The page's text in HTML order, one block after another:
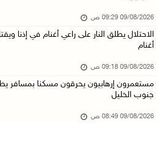
إصابات بالاختناق في مخيم الدهيشة
قوات الاحتلال تقتحم مدينة البيرة
08/آب/2026 10:58 م
هيئة الجدار: الاحتلال يطرح عطاءً لبناء 627 وح ...
09/08/2026 09:29 ص
الاحتلال يطلق النار على راعي أغنام في إذنا
أغنام
09/08/2026 09:18 ص
مستعمرون إرهابيون يحرقون مسكنا بمسافر
جنوب الخليل
09/08/2026 08:49 ص